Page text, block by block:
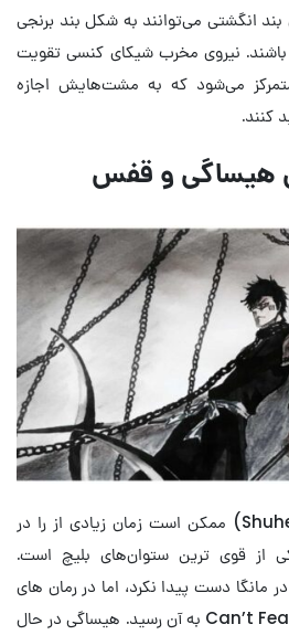
انگشتی می‌توانند به شکل بند برنجی
نیروی مخرب شیکای کنسی تقویت
می‌شود که به مشت‌هایش اجازه
کنند.
شوهی هیساگی (Shuhei Hisagi) ممکن است زمان زیادی از را در
از قوی ترین ستوان‌های بلیچ است.
مانگا دست پیدا نکرد، اما در رمان های
رسمی Can’t Fear Your Own World به آن رسید. هیساگی در حال